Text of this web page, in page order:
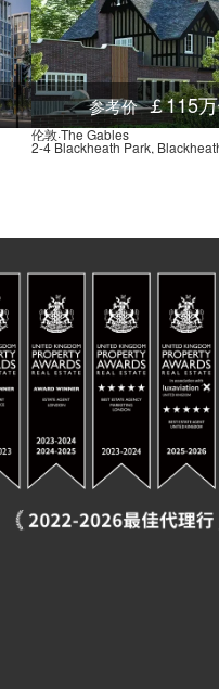
参考价 ￡115
伦敦·The Gables